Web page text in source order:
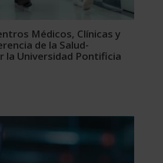
Médicos, Clínicas y
de la Salud-
la Universidad Pontificia